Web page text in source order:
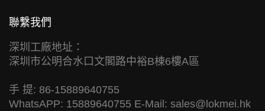
聯繫我們
深圳工廠地址：
深圳市公明合水口文閣路中裕B棟6樓A區
手 提: 86-15889640755
WhatsAPP: 15889640755 E-Mail: sales@lokmei.hk